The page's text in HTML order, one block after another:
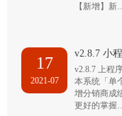
【新增】新
17
2021-07
v2.8.7 小
v2.8.7 上程
本系统「单
增分销商成
更好的掌握